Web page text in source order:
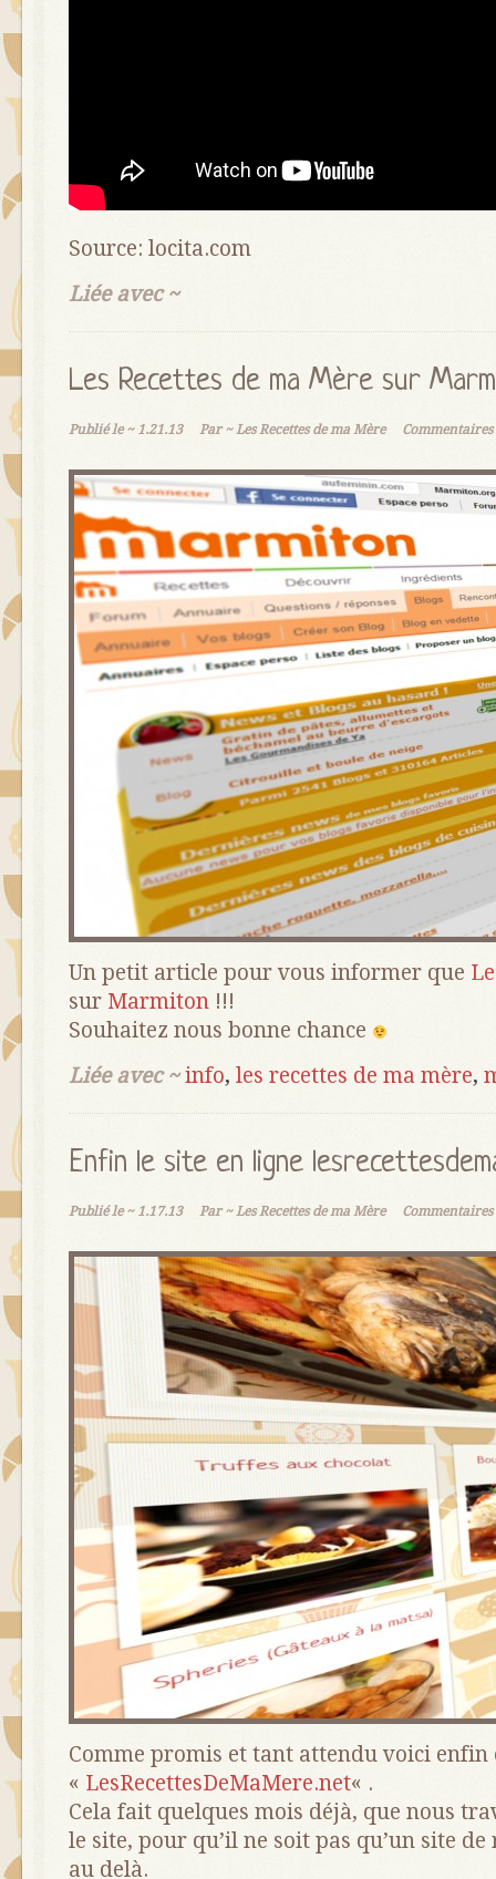
Source: locita.com
Liée avec ~
Les Recettes de ma Mère sur
Publié le ~ 1.21.13 Par ~Les Recettes de ma Mère
Un petit article pour vous informer que
sur Marmiton !!!
Souhaitez nous bonne chance
Liée avec ~ info, les recettes de ma mère,
Enfin le site en ligne
Publié le ~ 1.17.13 Par ~Les Recettes de ma Mère
Comme promis et tant attendu voici enfin
« LesRecettesDeMaMere.net« .
Cela fait quelques mois déjà, que nous
le site, pour qu’il ne soit pas qu’un site
au delà.